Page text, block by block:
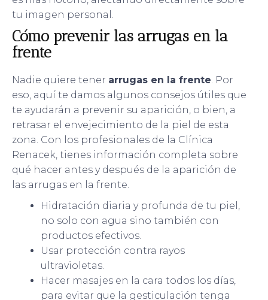
tu imagen personal.
Cómo prevenir las arrugas en la
frente
Nadie quiere tener arrugas en la frente. Por
eso, aquí te damos algunos consejos útiles que
te ayudarán a prevenir su aparición, o bien, a
retrasar el envejecimiento de la piel de esta
zona. Con los profesionales de la Clínica
Renacek, tienes información completa sobre
qué hacer antes y después de la aparición de
las arrugas en la frente.
Hidratación diaria y profunda de tu piel,
no solo con agua sino también con
productos efectivos.
Usar protección contra rayos
ultravioletas.
Hacer masajes en la cara todos los días,
para evitar que la gesticulación tenga